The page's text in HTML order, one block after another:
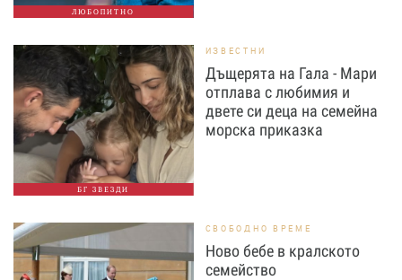
ЛЮБОПИТНО
БГ ЗВЕЗДИ
ИЗВЕСТНИ
Дъщерята на Гала - Мари
отплава с любимия и
двете си деца на семейна
морска приказка
СВОБОДНО ВРЕМЕ
Ново бебе в кралското
семейство